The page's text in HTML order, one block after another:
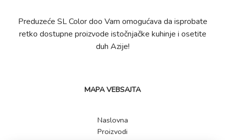
Preduzeće SL Color doo Vam omogućava da isprobate
retko dostupne proizvode istočnjačke kuhinje i osetite
duh Azije!
MAPA VEBSAJTA
Naslovna
Proizvodi